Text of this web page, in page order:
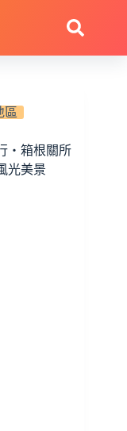
區
‧箱根關所
光美景